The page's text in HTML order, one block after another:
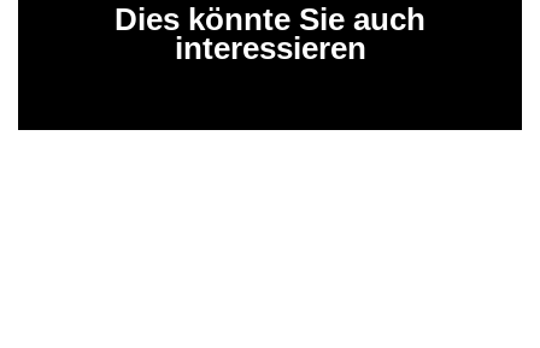
Dies könnte Sie auch
interessieren